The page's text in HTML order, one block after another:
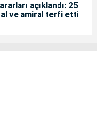
açıklandı: 25
ve amiral terfi etti